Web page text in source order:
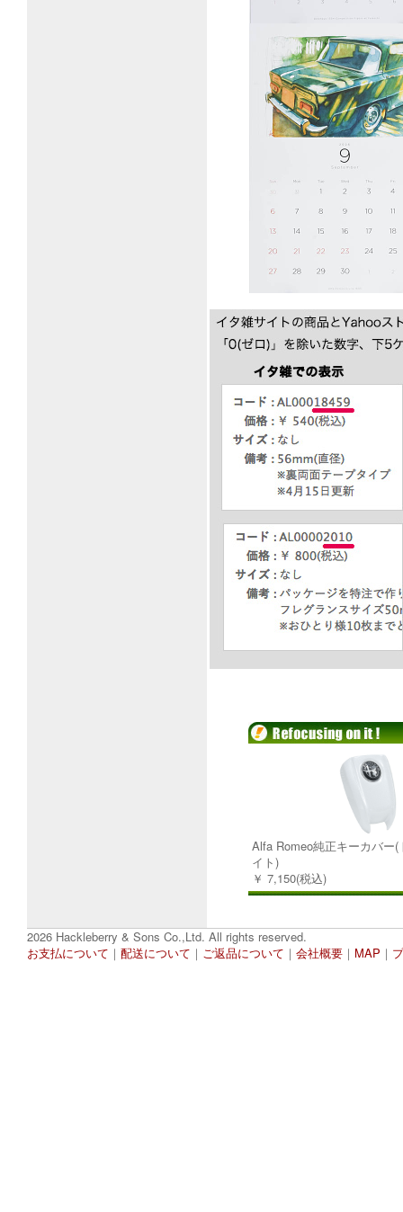
Alfa Romeo純正キーカバー
イト)
￥ 7,150(税込)
2026 Hackleberry & Sons Co.,Ltd. All rights reserved.
お支払について ｜ 配送について ｜ ご返品について ｜ 会社概要 ｜ MAP ｜